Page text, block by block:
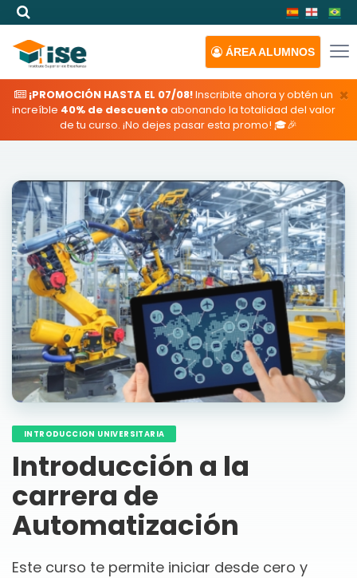
ÁREAALUMNOS
×
¡PROMOCIÓN HASTA EL 07/08!Inscribite ahora y obtén un
increíble 40% de descuentoabonando la totalidad del valor
de tu curso. ¡No dejes pasar esta promo! 🎓🎉
INTRODUCCION UNIVERSITARIA
Introducción a la
carrera de
Automatización
Este curso te permite iniciar desde cero y